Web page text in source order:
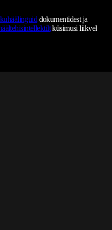
dokumentidest ja
küsimusi liikvel